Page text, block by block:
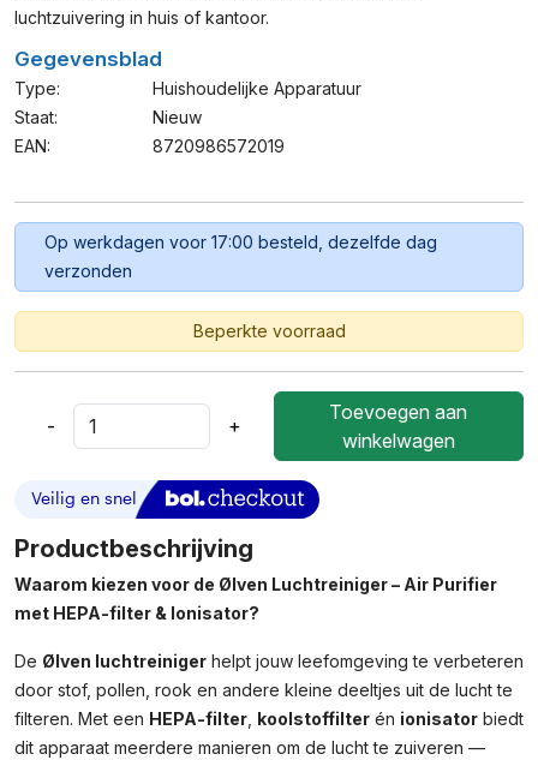
luchtzuivering in huis of kantoor.
Gegevensblad
Type:
Huishoudelijke Apparatuur
Staat:
Nieuw
EAN:
8720986572019
Op werkdagen voor 17:00 besteld, dezelfde dag
verzonden
Beperkte voorraad
-
–
Purifier
Met
HEPA-
Filter
Ionisator
Aantal
+
Toevoegen aan
winkelwagen
Productbeschrijving
Waarom kiezen voor de Ølven Luchtreiniger – Air Purifier
met HEPA-filter & Ionisator?
De Ølven luchtreiniger helpt jouw leefomgeving te verbeteren
door stof, pollen, rook en andere kleine deeltjes uit de lucht te
filteren. Met een HEPA-filter koolstoffilter én ionisator biedt
dit apparaat meerdere manieren om de lucht te zuiveren —